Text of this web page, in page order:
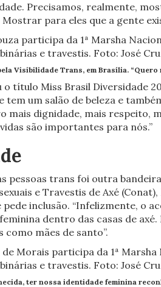
Precisamos, realmente,
para eles que a gente
Visibilidade Trans, em Brasília.
título Miss Brasil Diversidade
tem um salão de beleza e
mais dignidade, mais respeito,
são importantes para nós.”
pessoas trans foi outra
e Travestis de Axé
inclusão. “Infelizmente, o
dentro das casas de
mães de santo”.
ter nossa identidade feminina